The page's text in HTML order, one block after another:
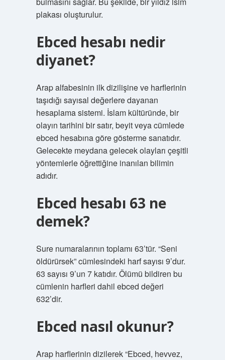
plakası oluşturulur.
Ebced hesabı nedir
diyanet?
Arap alfabesinin ilk dizilişine ve harflerinin
taşıdığı sayısal değerlere dayanan
hesaplama sistemi. İslam kültüründe, bir
olayın tarihini bir satır, beyit veya cümlede
ebced hesabına göre gösterme sanatıdır.
Gelecekte meydana gelecek olayları çeşitli
yöntemlerle öğrettiğine inanılan bilimin
adıdır.
Ebced hesabı 63 ne
demek?
Sure numaralarının toplamı 63’tür. “Seni
öldürürsek” cümlesindeki harf sayısı 9’dur.
63 sayısı 9’un 7 katıdır. Ölümü bildiren bu
cümlenin harfleri dahil ebced değeri
632’dir.
Ebced nasıl okunur?
Arap harflerinin dizilerek “Ebced, hevvez,